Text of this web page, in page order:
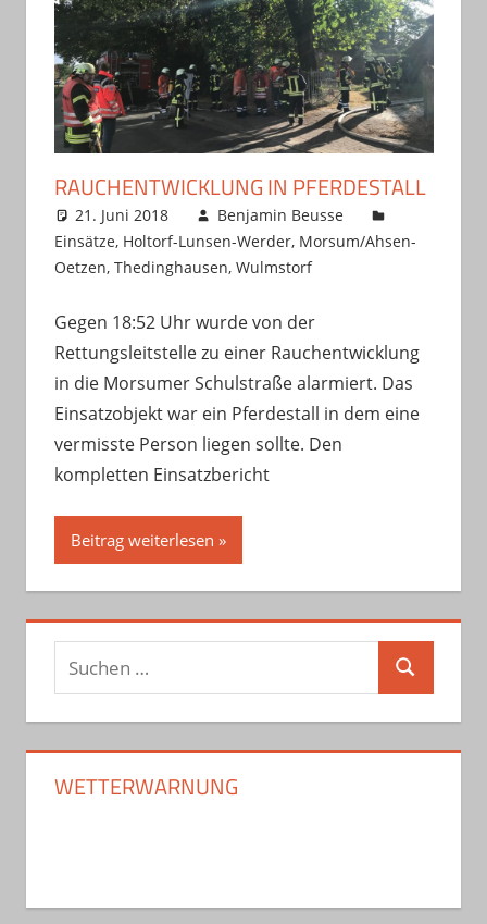
RAUCHENTWICKLUNG IN PFERDESTALL
21. Juni 2018
Benjamin Beusse
Einsätze, Holtorf-Lunsen-Werder, Morsum/Ahsen-
Oetzen, Thedinghausen, Wulmstorf
Gegen 18:52 Uhr wurde von der
Rettungsleitstelle zu einer Rauchentwicklung
in die Morsumer Schulstraße alarmiert. Das
Einsatzobjekt war ein Pferdestall in dem eine
vermisste Person liegen sollte. Den
kompletten Einsatzbericht
Beitrag weiterlesen
Suchen
Suchen
WETTERWARNUNG